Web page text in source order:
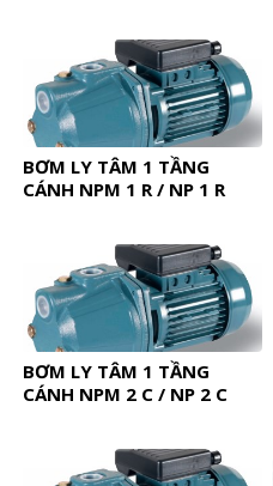
BƠM LY TÂM 1 TẦNG
CÁNH NPM 1 R / NP 1 R
BƠM LY TÂM 1 TẦNG
CÁNH NPM 2 C / NP 2 C